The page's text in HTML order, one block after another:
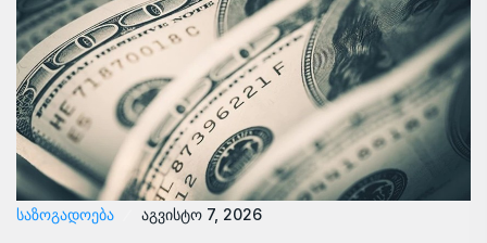
ᲡᲐᲖᲝᲒᲐᲓᲝᲔᲑᲐ აგვისტო 7, 2026